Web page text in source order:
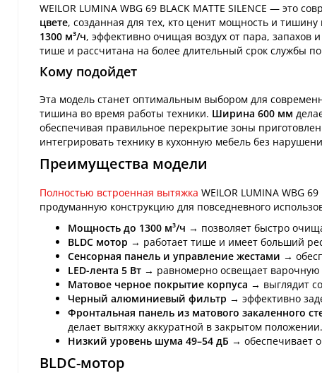
WEILOR LUMINA WBG 69 BLACK MATTE SILENCE — это
цвете, созданная для тех, кто ценит мощность и
1300 м³/ч, эффективно очищая воздух от пара, запахов
тише и рассчитана на более длительный срок службы
Кому подойдет
Эта модель станет оптимальным выбором для
тишина во время работы техники. Ширина 600 мм
обеспечивая правильное перекрытие зоны
интегрировать технику в кухонную мебель без
Преимущества модели
Полностью встроенная вытяжка WEILOR LUMINA WBG
продуманную конструкцию для повседневного
Мощность до 1300 м³/ч → позволяет быстро
BLDC мотор → работает тише и имеет больший
Сенсорная панель и управление жестами →
LED-лента 5 Вт → равномерно освещает варочную
Матовое черное покрытие корпуса → выглядит
Черный алюминиевый фильтр → эффективно
Фронтальная панель из матового закаленного
делает вытяжку аккуратной в закрытом положении.
Низкий уровень шума 49–54 дБ → обеспечивает
BLDC-мотор